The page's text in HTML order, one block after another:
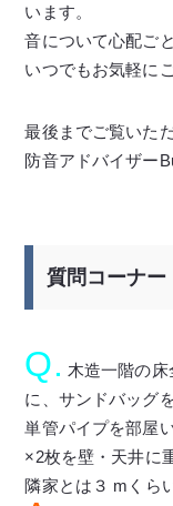
います。
音について心配ご
いつでもお気軽に
最後までご覧いた
防音アドバイザー
質問コーナー
Q. 木造一階の
に、サンドバッグ
単管パイプを部屋
×2枚を壁・天井に
隣家とは３ mくら